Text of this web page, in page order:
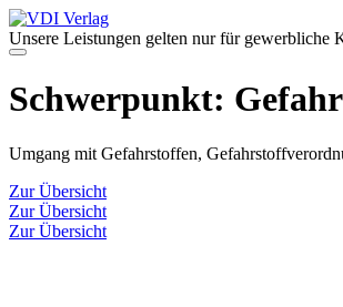
Zum
Inhalt
springen
Unsere Leistungen gelten nur für gewerbliche
Menü
Schwerpunkt:
Umgang mit Gefahrstoffen,
Zur Übersicht
Zur Übersicht
Zur Übersicht